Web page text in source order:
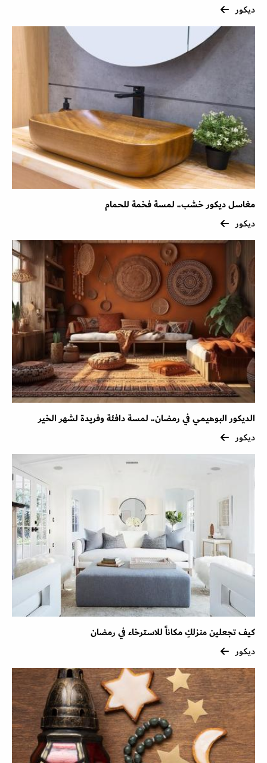
ديكور
مغاسل ديكور خشب.. لمسة فخمة للحمام
ديكور
الديكور البوهيمي في رمضان.. لمسة دافئة وفريدة لشهر الخير
ديكور
كيف تجعلين منزلكِ مكاناً للاسترخاء في رمضان
ديكور